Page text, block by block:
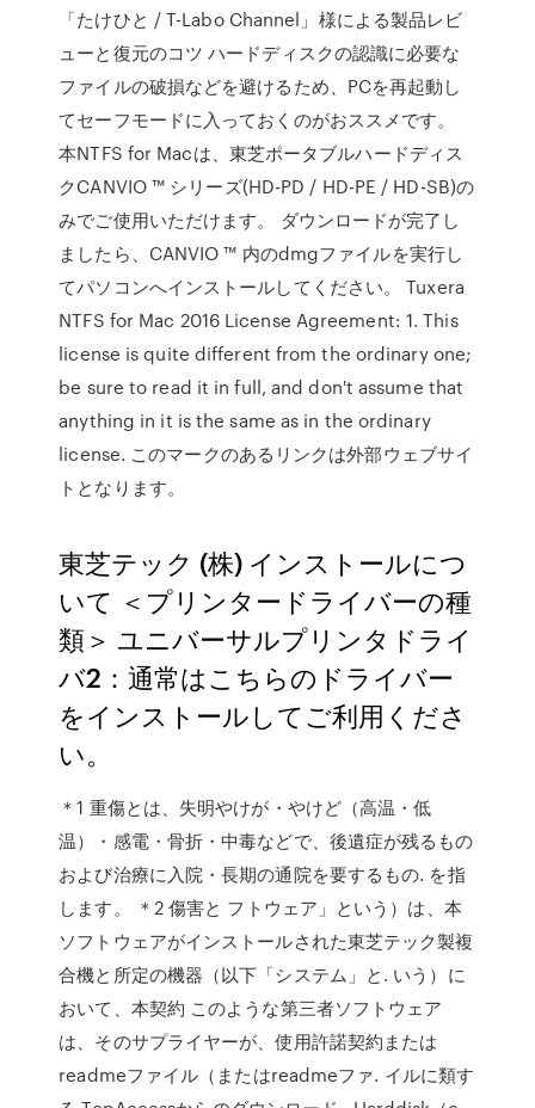
「たけひと / T-Labo Channel」様による製品レビ
ューと復元のコツ ハードディスクの認識に必要な
ファイルの破損などを避けるため、PCを再起動し
てセーフモードに入っておくのがおススメです。
本NTFS for Macは、東芝ポータブルハードディス
クCANVIO ™ シリーズ(HD-PD / HD-PE / HD-SB)の
みでご使用いただけます。 ダウンロードが完了し
ましたら、CANVIO ™ 内のdmgファイルを実行し
てパソコンへインストールしてください。 Tuxera
NTFS for Mac 2016 License Agreement: 1. This
license is quite different from the ordinary one;
be sure to read it in full, and don't assume that
anything in it is the same as in the ordinary
license. このマークのあるリンクは外部ウェブサイ
トとなります。
東芝テック (株) インストールにつ
いて ＜プリンタードライバーの種
類＞ ユニバーサルプリンタドライ
バ2：通常はこちらのドライバー
をインストールしてご利用くださ
い。
＊1 重傷とは、失明やけが・やけど（高温・低
温）・感電・骨折・中毒などで、後遺症が残るもの
および治療に入院・長期の通院を要するもの. を指
します。 ＊2 傷害と フトウェア」という）は、本
ソフトウェアがインストールされた東芝テック製複
合機と所定の機器（以下「システム」と. いう）に
おいて、本契約 このような第三者ソフトウェア
は、そのサプライヤーが、使用許諾契約または
readmeファイル（またはreadmeファ. イルに類す